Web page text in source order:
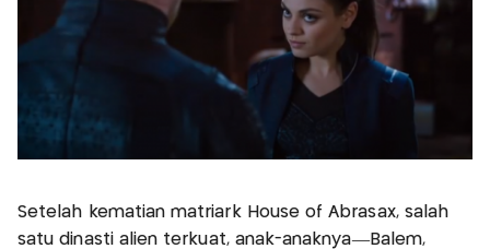
Setelah kematian matriark House of Abrasax, salah
satu dinasti alien terkuat, anak-anaknya—Balem,